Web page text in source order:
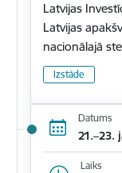
Latvijas
Latvijas
nacionālajā
Izstāde
Datums
21.–23.
Laiks